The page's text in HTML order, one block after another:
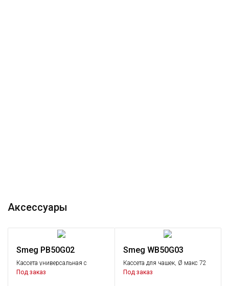
Аксессуары
Smeg PB50G02
Кассета универсальная с
плоским дном.
Под заказ
Smeg WB50G03
Кассета для чашек, Ø макс 72
мм.
Под заказ